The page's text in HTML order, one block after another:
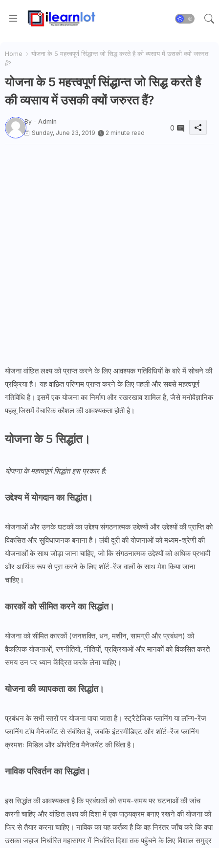
Home
योजना के 5 महत्त्वपूर्ण सिंद्धान्त जो सिद्ध करते है की व्यसाय में उसकी क्यों जरुरत
हैं?
योजना के 5 महत्त्वपूर्ण सिंद्धान्त जो सिद्ध करते है
की व्यसाय में उसकी क्यों जरुरत हैं?
By - Admin
Sunday, June 23, 2019
2 minute read
0
योजना वांछित लक्ष्य को प्राप्त करने के लिए आवश्यक गतिविधियों के बारे में सोचने की
प्रक्रिया है। यह वांछित परिणाम प्राप्त करने के लिए पहली और सबसे महत्वपूर्ण
गतिविधि है। इसमें एक योजना का निर्माण और रखरखाव शामिल है, जैसे मनोवैज्ञानिक
पहलू जिसमें वैचारिक कौशल की आवश्यकता होती है।
योजना के 5 सिद्धांत।
योजना के महत्वपूर्ण सिद्धांत इस प्रकार हैं:
उद्देश्य में योगदान का सिद्धांत।
योजनाओं और उनके घटकों का उद्देश्य संगठनात्मक उद्देश्यों और उद्देश्यों की प्राप्ति को
विकसित और सुविधाजनक बनाना है। लंबी दूरी की योजनाओं को मध्यम-श्रेणी की
योजनाओं के साथ जोड़ा जाना चाहिए, जो कि संगठनात्मक उद्देश्यों को अधिक प्रभावी
और आर्थिक रूप से पूरा करने के लिए शॉर्ट-रेंज वालों के साथ मेश किया जाना
चाहिए।
कारकों को सीमित करने का सिद्धांत।
योजना को सीमित कारकों (जनशक्ति, धन, मशीन, सामग्री और प्रबंधन) को
वैकल्पिक योजनाओं, रणनीतियों, नीतियों, प्रक्रियाओं और मानकों को विकसित करते
समय उन पर ध्यान केंद्रित करके लेना चाहिए।
योजना की व्यापकता का सिद्धांत।
प्रबंधन के सभी स्तरों पर योजना पाया जाता है। स्ट्रैटेजिक प्लानिंग या लॉन्ग-रेंज
प्लानिंग टॉप मैनेजमेंट से संबंधित है, जबकि इंटरमीडिएट और शॉर्ट-रेंज प्लानिंग
क्रमशः मिडिल और ऑपरेटिव मैनेजमेंट की चिंता है।
नाविक परिवर्तन का सिद्धांत।
इस सिद्धांत की आवश्यकता है कि प्रबंधकों को समय-समय पर घटनाओं की जांच
करनी चाहिए और वांछित लक्ष्य की दिशा में एक पाठ्यक्रम बनाए रखने की योजना को
फिर से तैयार करना चाहिए। नाविक का यह कर्तव्य है कि वह निरंतर जाँच करे कि क्या
उसका जहाज निर्धारित महासागर में निर्धारित दिशा तक पहुँचने के लिए विशाल समुद्र